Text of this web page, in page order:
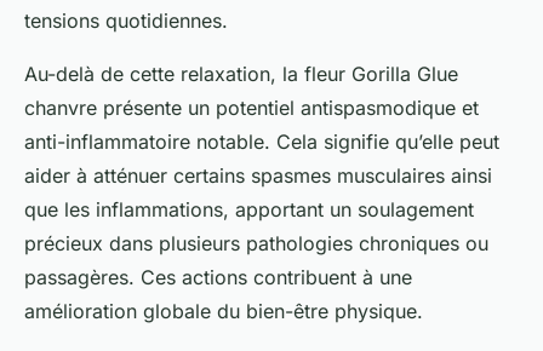
tensions quotidiennes.
Au-delà de cette relaxation, la fleur Gorilla Glue
chanvre présente un potentiel antispasmodique et
anti-inflammatoire notable. Cela signifie qu’elle peut
aider à atténuer certains spasmes musculaires ainsi
que les inflammations, apportant un soulagement
précieux dans plusieurs pathologies chroniques ou
passagères. Ces actions contribuent à une
amélioration globale du bien-être physique.